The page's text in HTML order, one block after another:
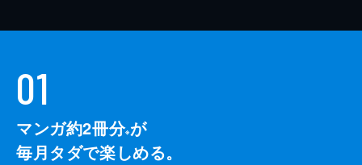
01
マンガ約2冊分※が
毎月タダで楽しめる。